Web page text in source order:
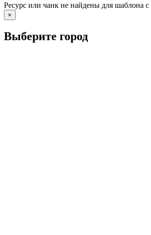
Ресурс или чанк не найдены для шаблона
×
Выберите город